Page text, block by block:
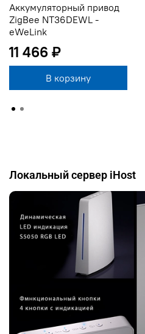
Аккумуляторный привод
ZigBee NT36DEWL -
eWeLink
11 466 ₽
В корзину
Локальный сервер iHost